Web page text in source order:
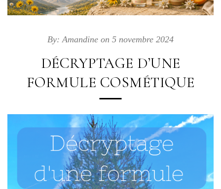
By:Amandine on 5 novembre 2024
DÉCRYPTAGE D’UNE
FORMULE COSMÉTIQUE